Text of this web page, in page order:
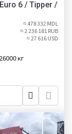
6 / Tipper /
≈ 478 332 MDL
≈ 2 236 181 RUB
≈ 27 616 USD
26000 кг